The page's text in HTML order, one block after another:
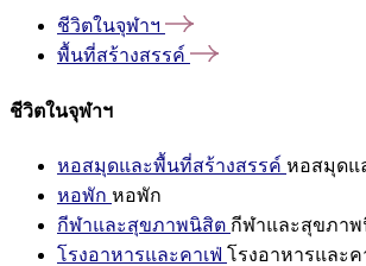
ชีวิตในจุฬาฯ
พื้นที่สร้างสรรค์
ชีวิตในจุฬาฯ
หอสมุดและพื้นที่สร้างสรรค์ หอสมุดแ
หอพัก หอพัก
กีฬาและสุขภาพนิสิต กีฬาและสุขภา
โรงอาหารและคาเฟ่ โรงอาหารและค